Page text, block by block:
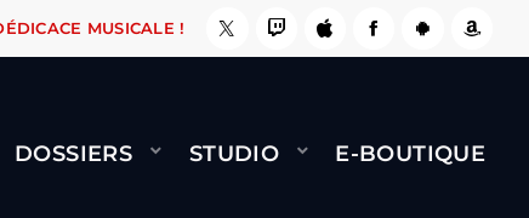
ÇA LE FAIT ! NAMI BERNARD MINET - FLY
MUSICALE !
DOSSIERS STUDIO E-BOUTIQUE